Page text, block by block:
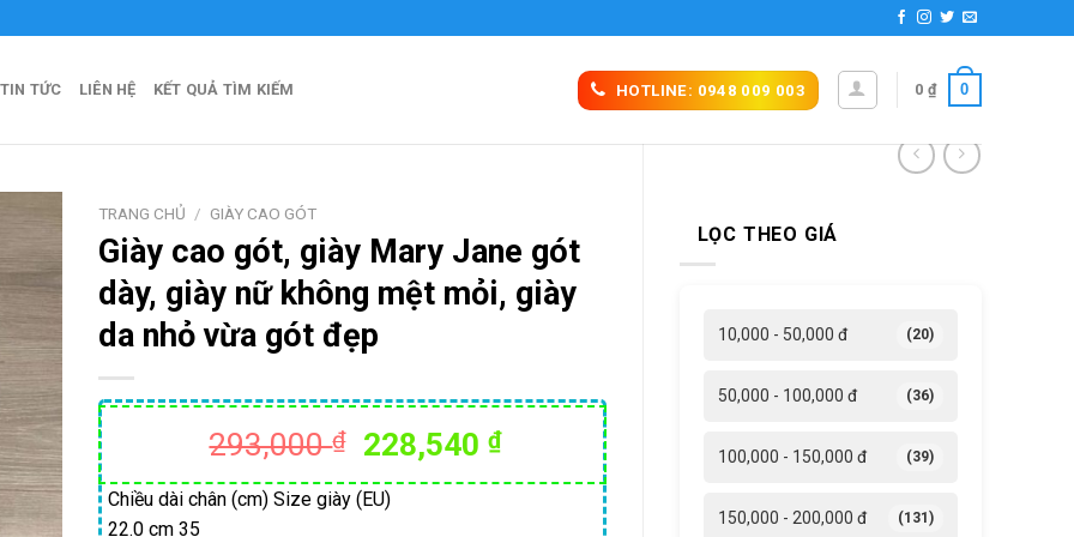
TIN TỨC LIÊN HỆ KẾT QUẢ TÌM KIẾM HOTLINE: 0948 009 003 0 ₫ 0
LỌC THEO GIÁ
10,000 - 50,000 đ (20)
50,000 - 100,000 đ (36)
100,000 - 150,000 đ (39)
150,000 - 200,000 đ (131)
TRANG CHỦ / GIÀY CAO GÓT
Giày cao gót, giày Mary Jane gót
dày, giày nữ không mệt mỏi, giày
da nhỏ vừa gót đẹp
293,000₫
Giá
gốc
là:
228,540₫Giá
hiện
Chiều dài chân (cm) Size giày (EU)
22.0 cm 35